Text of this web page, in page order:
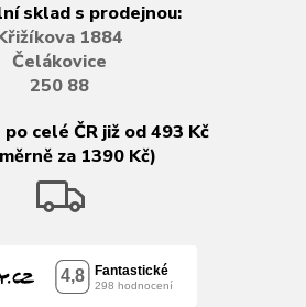
sklad s prodejnou:
1884
Čelákovice
250 88
po celé ČR již od 493 Kč
za 1390 Kč)